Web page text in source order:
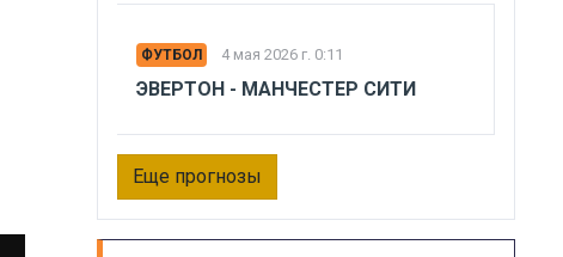
ФУТБОЛ 4 мая 2026 г. 0:11
ЭВЕРТОН - МАНЧЕСТЕР СИТИ
Еще прогнозы